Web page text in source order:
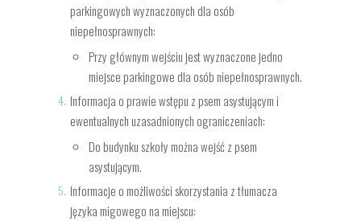
parkingowych wyznaczonych dla osób
niepełnosprawnych:
Przy głównym wejściu jest wyznaczone jedno
miejsce parkingowe dla osób niepełnosprawnych.
Informacja o prawie wstępu z psem asystującym i
ewentualnych uzasadnionych ograniczeniach:
Do budynku szkoły można wejść z psem
asystującym.
Informacje o możliwości skorzystania z tłumacza
języka migowego na miejscu: